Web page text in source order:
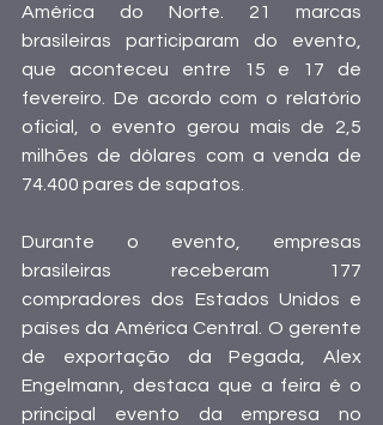
América do Norte. 21 marcas
brasileiras participaram do evento,
que aconteceu entre 15 e 17 de
fevereiro. De acordo com o relatório
oficial, o evento gerou mais de 2,5
milhões de dólares com a venda de
74.400 pares de sapatos.
Durante o evento, empresas
brasileiras receberam 177
compradores dos Estados Unidos e
países da América Central. O gerente
de exportação da Pegada, Alex
Engelmann, destaca que a feira é o
principal evento da empresa no